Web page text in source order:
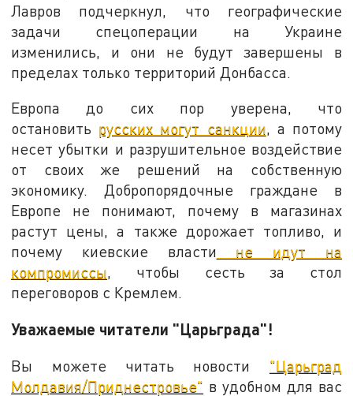
Лавров подчеркнул, что географические
задачи спецоперации на Украине
изменились, и они не будут завершены в
пределах только территорий Донбасса.
Европа до сих пор уверена, что
остановить русских могут санкции, а потому
несет убытки и разрушительное воздействие
от своих же решений на собственную
экономику. Добропорядочные граждане в
Европе не понимают, почему в магазинах
растут цены, а также дорожает топливо, и
почему киевские власти не идут на
компромиссы, чтобы сесть за стол
переговоров с Кремлем.
Уважаемые читатели "Царьграда"!
Вы можете читать новости "Царьград
Молдавия/Приднестровье" в удобном для вас